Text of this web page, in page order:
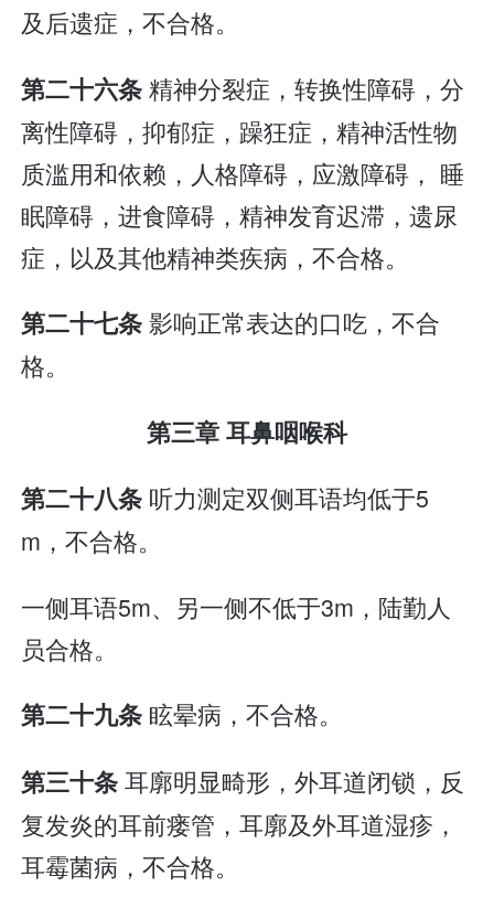
及后遗症，不合格。
第二十六条精神分裂症，转换性障碍，分
离性障碍，抑郁症，躁狂症，精神活性物
质滥用和依赖，人格障碍，应激障碍， 睡
眠障碍，进食障碍，精神发育迟滞，遗尿
症，以及其他精神类疾病，不合格。
第二十七条影响正常表达的口吃，不合
格。
第三章 耳鼻咽喉科
第二十八条 听力测定双侧耳语均低于5
m，不合格。
一侧耳语5m、另一侧不低于3m，陆勤人
员合格。
第二十九条 眩晕病，不合格。
第三十条耳廓明显畸形，外耳道闭锁，反
复发炎的耳前瘘管，耳廓及外耳道湿疹，
耳霉菌病，不合格。